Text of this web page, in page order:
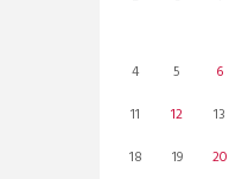
4
5 6
11
12 13
18
19 20